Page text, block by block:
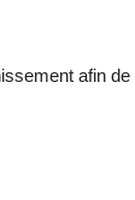
afin de